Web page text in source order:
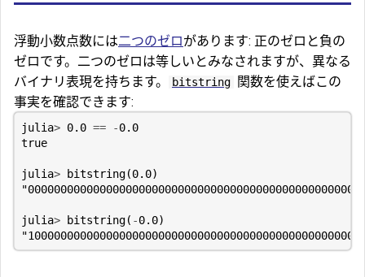
浮動小数点数には二つのゼロがあります: 正のゼロと負の
ゼロです。二つのゼロは等しいとみなされますが、異なる
バイナリ表現を持ちます。
bitstring
関数を使えばこの
事実を確認できます:
julia> 0.0 == -0.0
true
julia> bitstring(0.0)
julia> bitstring( -0.0)